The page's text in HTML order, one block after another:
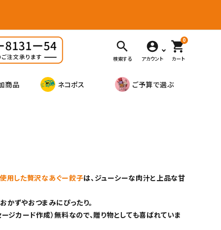
search
検索する アカウント
0
shopping_cart
カート
商品 ネコポス ご予算で選ぶ
用した贅沢なあぐー餃子は、ジューシーな肉汁と上品な甘
かずやおつまみにぴったり。
ージカード作成）無料なので、贈り物としても喜ばれていま